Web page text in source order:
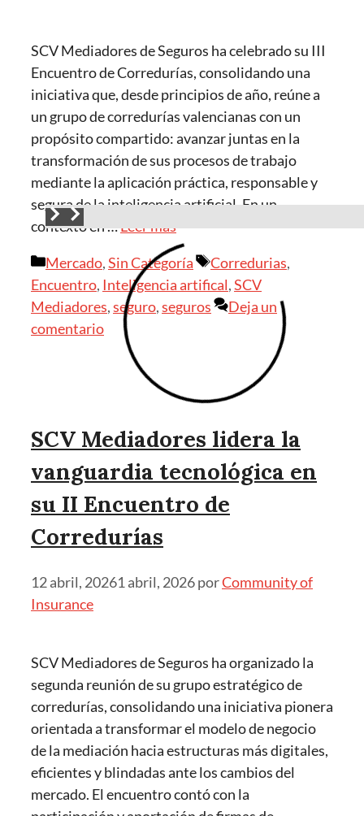
SCV Mediadores de Seguros ha celebrado su III
Encuentro de Corredurías, consolidando una
iniciativa que, desde principios de año, reúne a
un grupo de corredurías valencianas con un
propósito compartido: avanzar juntas en la
transformación de sus procesos de trabajo
mediante la aplicación práctica, responsable y
segura de la inteligencia artificial. En un
contexto en …Leer más
Mercado,Sin Categoría Corredurias,
Encuentro, Inteligencia artifical,SCV
Mediadores,seguro,seguros
Deja un
comentario
SCV Mediadores lidera la
vanguardia tecnológica en
su II Encuentro de
Corredurías
12 abril, 20261 abril, 2026porCommunity of
Insurance
SCV Mediadores de Seguros ha organizado la
segunda reunión de su grupo estratégico de
corredurías, consolidando una iniciativa pionera
orientada a transformar el modelo de negocio
de la mediación hacia estructuras más digitales,
eficientes y blindadas ante los cambios del
mercado. El encuentro contó con la